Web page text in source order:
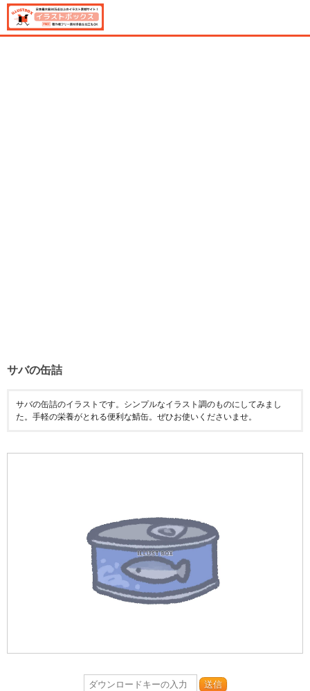
サバの缶詰
サバの缶詰のイラストです。シンプルなイラスト調のものにしてみまし
た。手軽の栄養がとれる便利な鯖缶。ぜひお使いくださいませ。
送信